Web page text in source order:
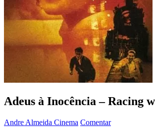
Adeus à Inocência – Racing
Andre Almeida Cinema Comentar